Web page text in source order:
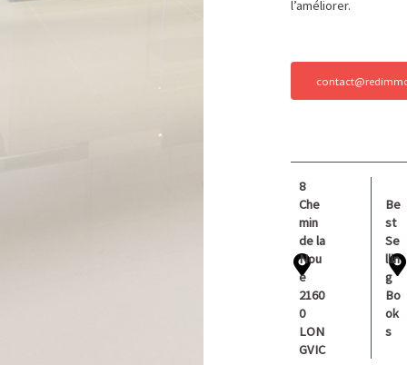
l’améliorer.
8
Che
min
de la
Nou
e
2160
0
LON
GVIC
Be
st
Se
llin
g
Bo
ok
s